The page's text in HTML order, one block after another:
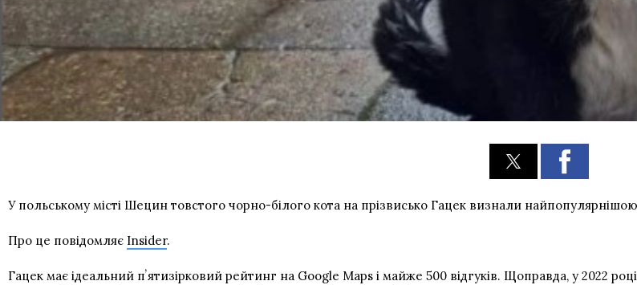
У польському місті Шецин товстого чорно-білого кота на прізвисько Гацек визнали
Про це повідомляє Insider.
Гацек має ідеальний пʼятизірковий рейтинг на Google Maps і майже 500 відгуків. Щоправда, у 2022